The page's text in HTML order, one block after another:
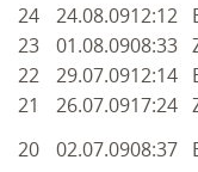
24
24.08.0912:12
23
01.08.0908:33
22
29.07.0912:14
21
26.07.0917:24
20
02.07.0908:37